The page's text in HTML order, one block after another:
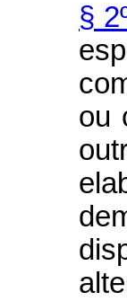
§
ou